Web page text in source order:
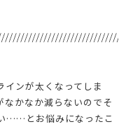
ンが太くなってしま
なかなか減らないのでそ
……とお悩みになったこ